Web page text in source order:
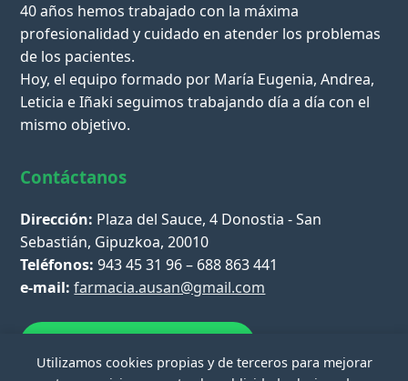
40 años hemos trabajado con la máxima
profesionalidad y cuidado en atender los problemas
de los pacientes.
Hoy, el equipo formado por María Eugenia, Andrea,
Leticia e Iñaki seguimos trabajando día a día con el
mismo objetivo.
Contáctanos
Dirección: Plaza del Sauce, 4 Donostia - San
Sebastián, Gipuzkoa, 20010
Teléfonos: 943 45 31 96 – 688 863 441
e-mail: farmacia.ausan@gmail.com
Utilizamos cookies propias y de terceros para mejorar